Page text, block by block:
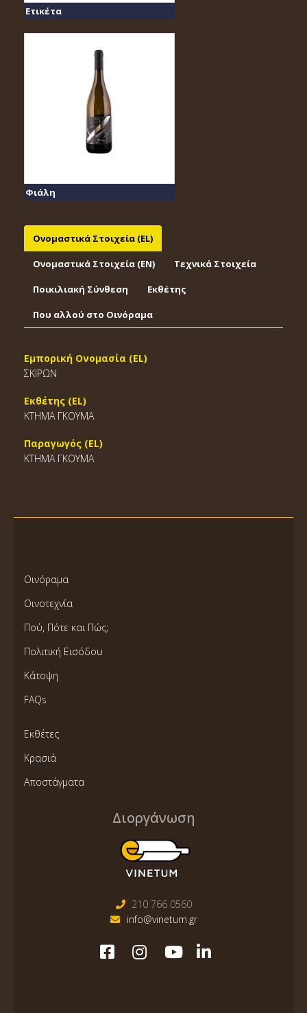
Ετικέτα
Φιάλη
Ονομαστικά Στοιχεία (EL)
Ονομαστικά Στοιχεία (EΝ) Τεχνικά Στοιχεία
Ποικιλιακή Σύνθεση Εκθέτης
Που αλλού στο Οινόραμα
Εμπορική Ονομασία (EL)
ΣΚΙΡΩΝ
Εκθέτης (EL)
ΚΤΗΜΑ ΓΚΟΥΜΑ
Παραγωγός (EL)
ΚΤΗΜΑ ΓΚΟΥΜΑ
Οινόραμα
Οινοτεχνία
Πού, Πότε και Πώς;
Πολιτική Εισόδου
Κάτοψη
FAQs
Εκθέτες
Κρασιά
Αποστάγματα
Διοργάνωση
210 766 0560
info@vinetum.gr